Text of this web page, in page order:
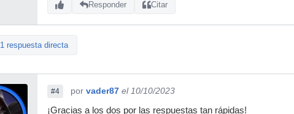
Responder Citar
1 respuesta directa
#4 por vader87 el 10/10/2023
¡Gracias a los dos por las respuestas tan rápidas!